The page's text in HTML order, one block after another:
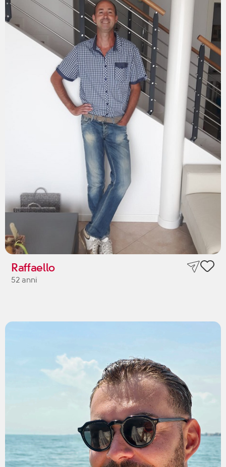
Raffaello
52 anni